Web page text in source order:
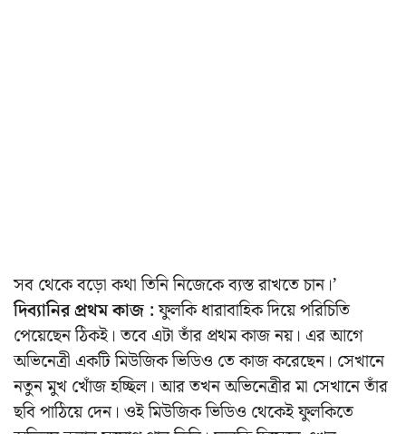
সব থেকে বড়ো কথা তিনি নিজেকে ব্যস্ত রাখতে চান।’
দিব্যানির প্রথম কাজ :ফুলকি ধারাবাহিক দিয়ে পরিচিতি
পেয়েছেন ঠিকই। তবে এটা তাঁর প্রথম কাজ নয়। এর আগে
অভিনেত্রী একটি মিউজিক ভিডিও তে কাজ করেছেন। সেখানে
নতুন মুখ খোঁজ হচ্ছিল। আর তখন অভিনেত্রীর মা সেখানে তাঁর
ছবি পাঠিয়ে দেন। ওই মিউজিক ভিডিও থেকেই ফুলকিতে